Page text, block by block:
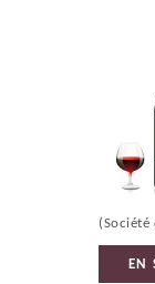
(Société
EN